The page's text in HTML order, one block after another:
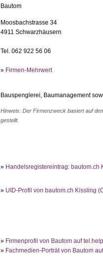
Bautom
Moosbachstrasse 34
4911 Schwarzhäusern
Tel. 062 922 56 06
» Firmen-Mehrwert
Bauspenglerei, Baumanagement
Hinweis: Der Firmenzweck basiert auf
gestellt.
» Handelsregistereintrag:
» UID-Profil von bautom.ch Kissling
» Firmenprofil von Bautom auf
» Fachmedien-Porträt von Bautom